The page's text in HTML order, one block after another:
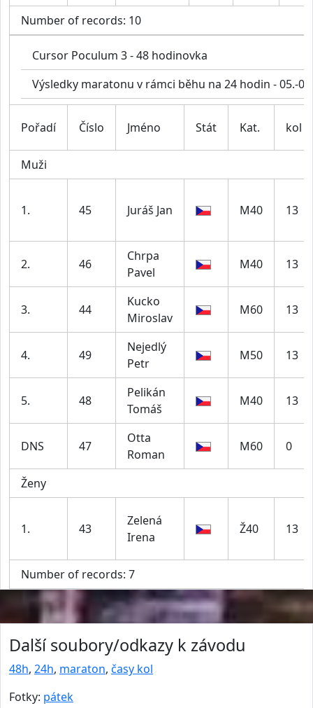
Number of records: 10
Cursor Poculum 3 - 48 hodinovka
Výsledky maratonu v rámci běhu na 24 hodin - 05.-
Pořadí Číslo Jméno Stát Kat. kol
Muži
1. 45 Juráš Jan M40 13
2. 46
Chrpa
Pavel
M40 13
3. 44
Kucko
Miroslav
M60 13
4. 49
Nejedlý
Petr
M50 13
5. 48
Pelikán
Tomáš
M40 13
DNS 47
Otta
Roman
M60 0
Ženy
1. 43
Zelená
Irena
Ž40 13
Number of records: 7
Další soubory/odkazy k závodu
48h, 24h, maraton, časy kol
Fotky: pátek